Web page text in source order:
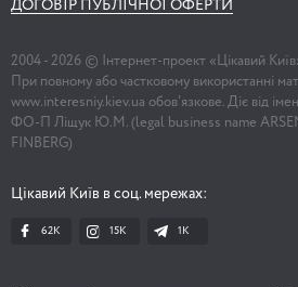
ДОГОВІР ПУБЛІЧНОЇ ОФЕРТИ
2004 - 2026 © Інтернет-проект «Цікавий
При повному або частковому використанні
www.interesniy.kiev.ua обов'язкове. Діє від
ФО-П Ліщук Ю.М. (legal business name
FINBERG)
Цікавий Київ в соц. мережах:
62K 15K 1К